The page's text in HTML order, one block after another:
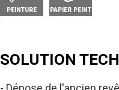
PEINTURE PAPIER PEINT
SOLUTION